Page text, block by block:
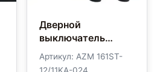
Дверной
выключатель
безопасности
Schmersal AZM
Артикул: AZM 161ST-